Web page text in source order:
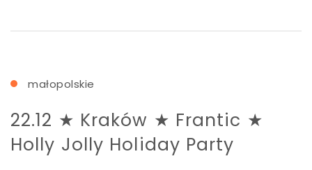
małopolskie
22.12 ★ Kraków ★ Frantic ★
Holly Jolly Holiday Party